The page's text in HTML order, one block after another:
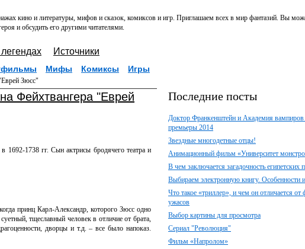
кино и литературы, мифов и сказок, комиксов и игр. Приглашаем всех в мир фантазий. Вы
и обсудить его другими читателями.
Источники
Мифы Комиксы Игры
Зюсс"
Фейхтвангера "Еврей
1692-1738 гг. Сын актрисы бродячего театра и
принц Карл-Александр, которого Зюсс одно
тщеславный человек в отличие от брата,
дворцы и т.д. – все было напоказ.
Последние посты
Доктор Франкенштейн и Академия вампиров
премьеры 2014
Звездные многодетные отцы!
Анимационный фильм «Университет
В чем заключается загадочность египетских
Выбираем электронную книгу. Особенности
Что такое «триллер», и чем он отличается
ужасов
Выбор картины для просмотра
Сериал "Революция"
Фильм «Напролом»